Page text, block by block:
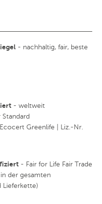
- nachhaltig, fair, beste
- weltweit
Greenlife | Liz.-Nr.
- Fair for Life Fair Trade
der gesamten
Lieferkette)